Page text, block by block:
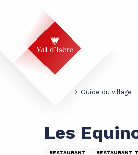
principal
Guide du village
Les
RESTAURANT RESTAURANT